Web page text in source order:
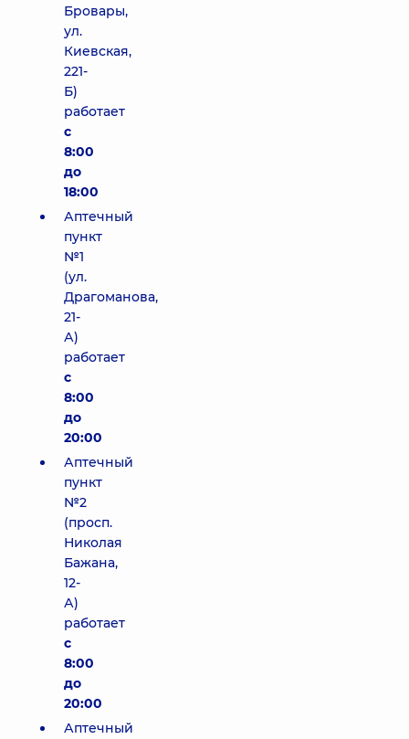
Бровары,
ул.
Киевская,
221-
Б)
работает
с
8:00
до
18:00
Аптечный
пункт
№1
(ул.
Драгоманова,
21-
А)
работает
с
8:00
до
20:00
Аптечный
пункт
№2
(просп.
Николая
Бажана,
12-
А)
работает
с
8:00
до
20:00
Аптечный